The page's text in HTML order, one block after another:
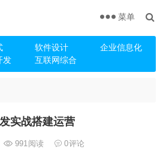
软件设计
企业信息化
发 互联网综合
菜单
实战搭建运营
991阅读 0评论